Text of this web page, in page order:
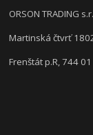
ORSON TRADING
Martinská čtvrť
Frenštát p.R, 744 01